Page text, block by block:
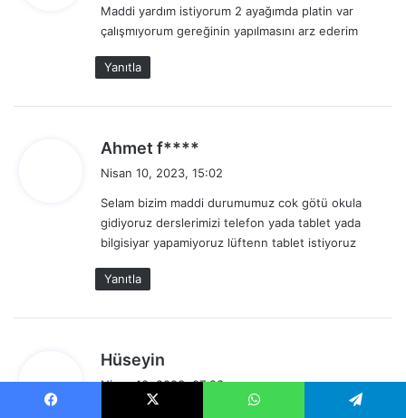
i
k
Maddi yardım istiyorum 2 ayağımda platin var
çalışmıyorum gereğinin yapılmasını arz ederim
Yanıtla
Ahmet f****
i
k
i
Nisan 10, 2023, 15:02
Selam bizim maddi durumumuz cok götü okula
gidiyoruz derslerimizi telefon yada tablet yada
bilgisiyar yapamiyoruz lüftenn tablet istiyoruz
Yanıtla
Hüseyin
Nisan 10, 2023, 07:23